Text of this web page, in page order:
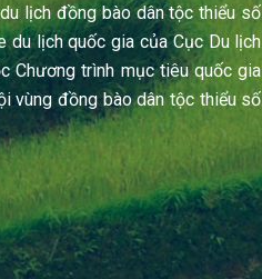
lịch đồng bào dân tộc thiểu số
du lịch quốc gia của Cục Du lịch
Chương trình mục tiêu quốc gia
vùng đồng bào dân tộc thiểu số